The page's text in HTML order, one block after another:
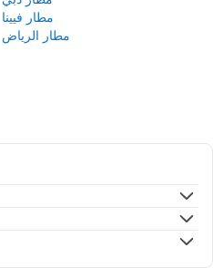
مطار فيينا
مطار الرياض